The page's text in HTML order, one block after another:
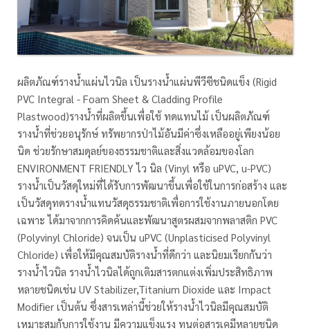
ผลิตภัณฑ์รางน้ำแผ่นไวนิล เป็นรางน้ำแผ่นพีวีซีชนิดแข็ง (Rigid
PVC Integral - Foam Sheet & Cladding Profile
Plastwood)รางน้ำที่ผลิตขึ้นเพื่อใช้ ทดแทนไม้ เป็นผลิตภัณฑ์
รางน้ำที่ช่วยอนุรักษ์ ทรัพยากรป่าไม้อันมีค่าซึ่งเหลืออยู่เพียงน้อย
นิด ช่วยรักษาสมดุลย์ของธรรมชาติและสิ่งแวดล้อมของโลก
ENVIRONMENT FRIENDLY ไว นิล (Vinyl หรือ uPVC, u-PVC)
รางน้ำเป็นวัสดุใหม่ที่ได้รับการพัฒนาขึ้นเพื่อใช้ในการก่อสร้าง และ
เป็นวัสดุทดรางน้ำแทนวัสดุธรรมชาติเพื่อการใช้งานภายนอกโดย
เฉพาะ ได้มาจากการคิดค้นและพัฒนาสูตรผสมจากพลาสติก PVC
(Polyvinyl Chloride) จนเป็น uPVC (Unplasticised Polyvinyl
Chloride) เพื่อให้มีคุณสมบัติรางน้ำที่ดีกว่า และนิยมเรียกกันว่า
รางน้ำไวนิล รางน้ำไวนิลได้ถูกเติมสารตกแต่งเพิ่มประสิทธิภาพ
หลายชนิดเช่น UV Stabilizer,Titanium Dioxide และ Impact
Modifier เป็นต้น ซึ่งสารเหล่านี้ช่วยให้รางน้ำไวนิลมีคุณสมบัติ
เหมาะสมกับการใช้งาน มีความแข็งแรง ทนต่อสารเคมีหลายชนิด